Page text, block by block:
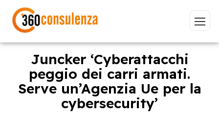
Vai
Juncker ‘Cyberattacchi
peggio dei carri armati.
Serve un’Agenzia Ue per la
cybersecurity’